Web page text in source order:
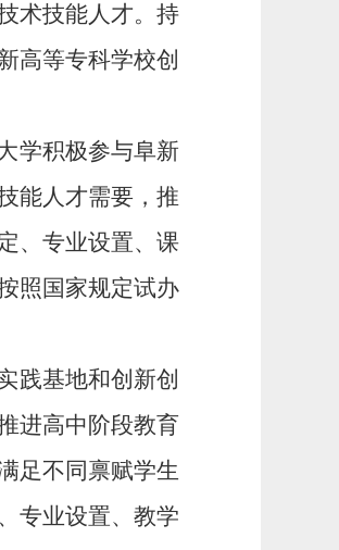
术技能人才。持
高等专科学校创
学积极参与阜新
能人才需要，推
、专业设置、课
照国家规定试办
践基地和创新创
进高中阶段教育
足不同禀赋学生
专业设置、教学